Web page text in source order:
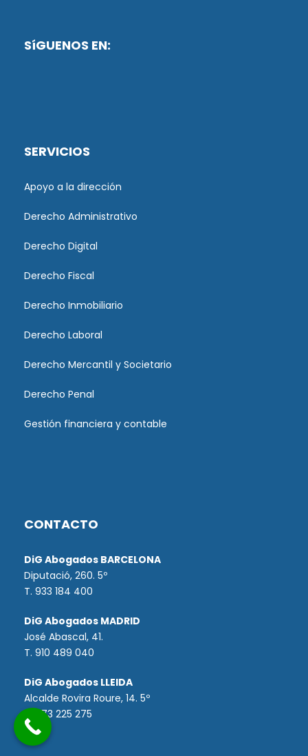
SíGUENOS EN:
SERVICIOS
Apoyo a la dirección
Derecho Administrativo
Derecho Digital
Derecho Fiscal
Derecho Inmobiliario
Derecho Laboral
Derecho Mercantil y Societario
Derecho Penal
Gestión financiera y contable
CONTACTO
DiG Abogados BARCELONA
Diputació, 260. 5º
T. 933 184 400
DiG Abogados MADRID
José Abascal, 41.
T. 910 489 040
DiG Abogados LLEIDA
Alcalde Rovira Roure, 14. 5º
T. 973 225 275